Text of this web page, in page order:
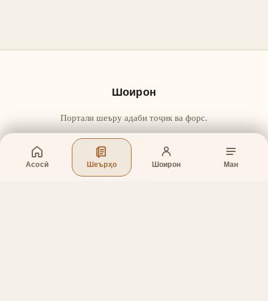
Асосӣ Шеърҳо Шоирон Ман
Шоирон
Портали шеъру адаби тоҷик ва форс.